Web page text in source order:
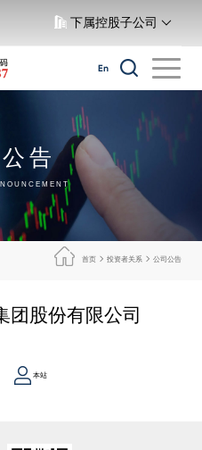
下属控股子公司
En
告
首页 投资者关系 公司公告
团股份有限公司
本站